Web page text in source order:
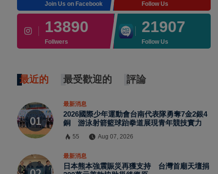
Join Us on Facebook Follow Us
13890
Follwers
21907
Follow Us
最近的 最受歡迎的 評論
最新消息
2026國際少年運動會台南代表隊勇奪7金2銀4
銅 游泳射箭籃球跆拳道展現青年競技實力
55 Aug 07, 2026
最新消息
日本熊本強震賑災再獲支持 台灣首廟天壇捐